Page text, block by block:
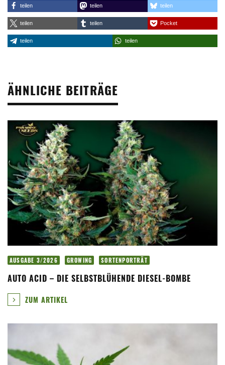
teilen teilen teilen
teilen teilen Pocket
teilen teilen
ÄHNLICHE BEITRÄGE
AUSGABE 3/2026 GROWING SORTENPORTRÄT
AUTO ACID – DIE SELBSTBLÜHENDE DIESEL-BOMBE
ZUM ARTIKEL